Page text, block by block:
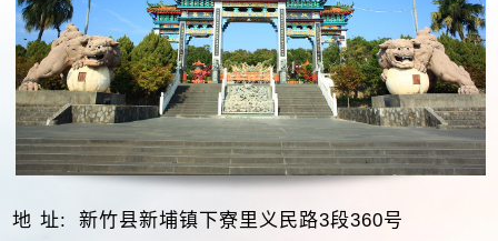
地 址:
新竹县新埔镇下寮里义民路3段360号